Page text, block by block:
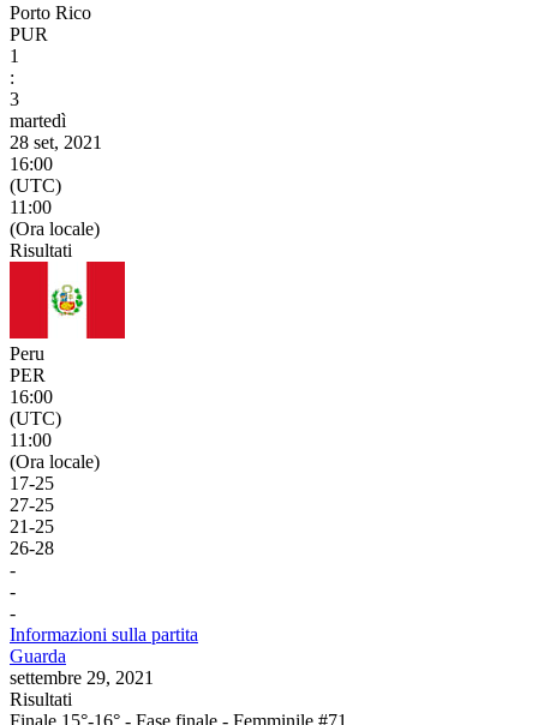
Porto Rico
PUR
1
:
3
martedì
28 set, 2021
16:00
(UTC)
11:00
(Ora locale)
Risultati
Peru
PER
16:00
(UTC)
11:00
(Ora locale)
17-25
27-25
21-25
26-28
-
-
-
Informazioni sulla partita
Guarda
settembre 29, 2021
Risultati
Finale 15°-16° - Fase finale - Femminile #71